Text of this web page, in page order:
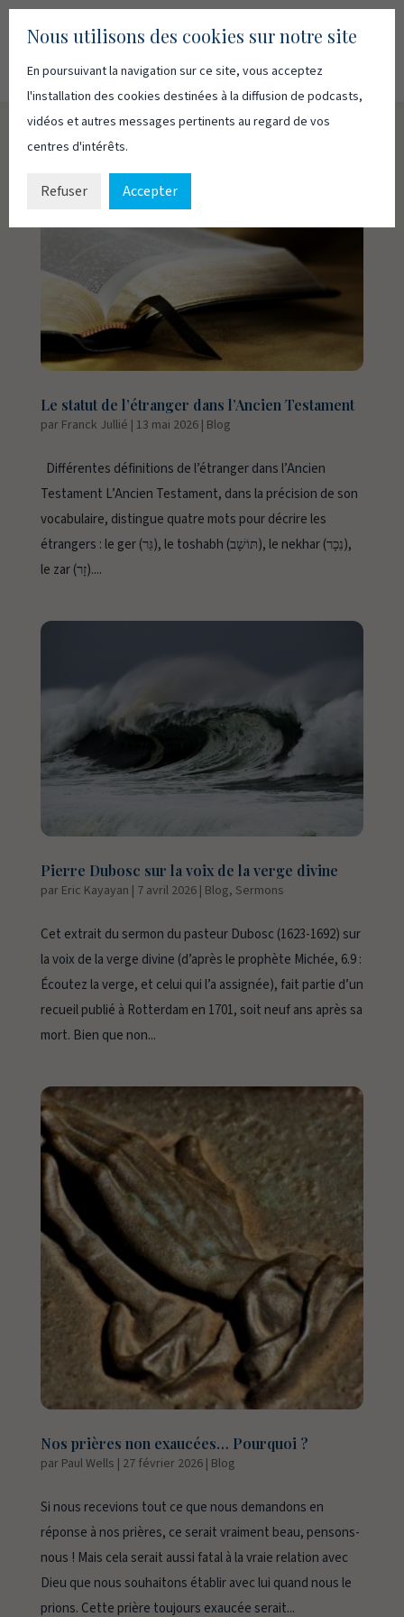
Le statut de l’étranger dans l’Ancien Testament
par Franck Jullié | 13 mai 2026| Blog
Différentes définitions de l’étranger dans l’Ancien
Testament L’Ancien Testament, dans la précision de son
vocabulaire, distingue quatre mots pour décrire les
étrangers : le ger (גֵּר), le toshabh (תּוֹשָׁב), le nekhar (נֵכָר),
le zar (זָר)....
Pierre Dubosc sur la voix de la verge divine
par Eric Kayayan | 7 avril 2026| Blog, Sermons
Cet extrait du sermon du pasteur Dubosc (1623-1692) sur
la voix de la verge divine (d’après le prophète Michée, 6.9 :
Écoutez la verge, et celui qui l’a assignée), fait partie d’un
recueil publié à Rotterdam en 1701, soit neuf ans après sa
mort. Bien que non...
Nos prières non exaucées… Pourquoi ?
par Paul Wells | 27 février 2026| Blog
Si nous recevions tout ce que nous demandons en
réponse à nos prières, ce serait vraiment beau, pensons-
nous ! Mais cela serait aussi fatal à la vraie relation avec
Dieu que nous souhaitons établir avec lui quand nous le
prions. Cette prière toujours exaucée serait...
Nous utilisons des cookies sur notre site
En poursuivant la navigation sur ce site, vous acceptez
l'installation des cookies destinées à la diffusion de podcasts,
vidéos et autres messages pertinents au regard de vos
centres d'intérêts.
Refuser Accepter